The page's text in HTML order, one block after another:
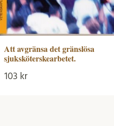
Att avgränsa det gränslösa
sjuksköterskearbetet.
103 kr